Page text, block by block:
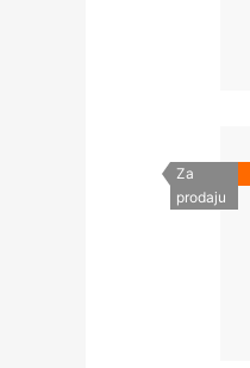
Za
prodaju